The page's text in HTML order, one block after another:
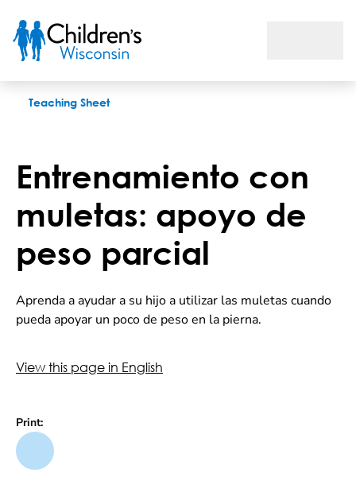
Teaching Sheet
Entrenamiento con
muletas: apoyo de
peso parcial
Aprenda a ayudar a su hijo a utilizar las muletas cuando
pueda apoyar un poco de peso en la pierna.
View this page in English
Print: